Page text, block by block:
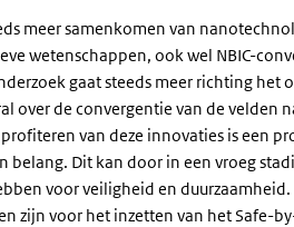
meer samenkomen van
wetenschappen, ook wel NBIC-
gaat steeds meer richting het
over de convergentie van de
van deze innovaties is een
belang. Dit kan door in een vroeg
voor veiligheid en
zijn voor het inzetten van het Safe-